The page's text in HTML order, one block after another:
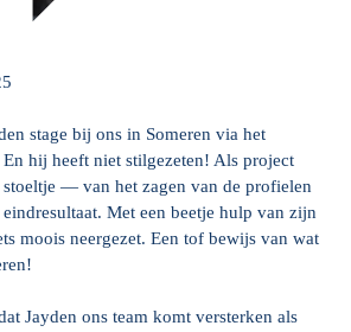
stage bij ons in Someren via het
hij heeft niet stilgezeten! Als project
stoeltje — van het zagen van de profielen
Met een beetje hulp van zijn
moois neergezet. Een tof bewijs van wat
Jayden ons team komt versterken als